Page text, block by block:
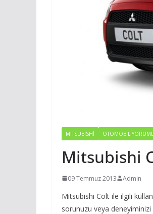
MITSUBISHI OTOMOBIL
Mitsubishi
09 Temmuz 2013 Admin
Mitsubishi Colt ile ilgili
sorunuzu veya deneyiminizi